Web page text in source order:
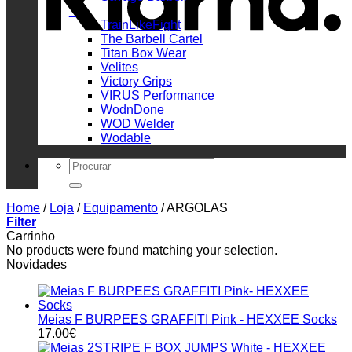
_
TrainLikeFight
The Barbell Cartel
Titan Box Wear
Velites
Victory Grips
VIRUS Performance
WodnDone
WOD Welder
Wodable
Search
for:
Home / Loja / Equipamento /ARGOLAS
Filter
Carrinho
No products were found matching your selection.
Novidades
Meias F BURPEES GRAFFITI Pink - HEXXEE Socks
17.00€